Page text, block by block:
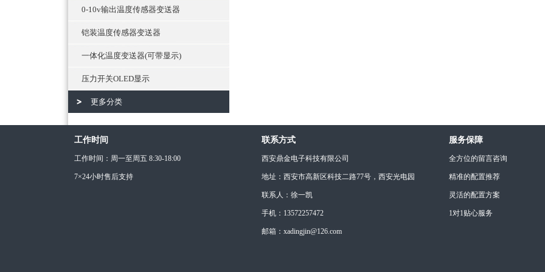
0-10v输出温度传感器变送器
铠装温度传感器变送器
一体化温度变送器(可带显示)
压力开关OLED显示
更多分类
工作时间
工作时间：周一至周五 8:30-18:00
7×24小时售后支持
联系方式
西安鼎金电子科技有限公司
地址：西安市高新区科技二路77号，西安光电园
联系人：徐一凯
手机：13572257472
邮箱：xadingjin@126.com
服务保障
全方位的留言咨询
精准的配置推荐
灵活的配置方案
1对1贴心服务